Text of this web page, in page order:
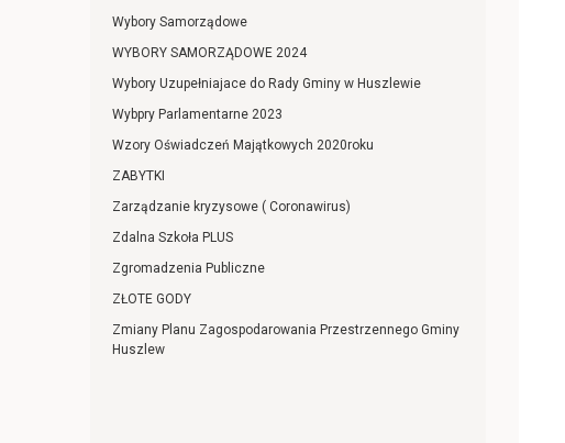
Wybory Samorządowe
WYBORY SAMORZĄDOWE 2024
Wybory Uzupełniajace do Rady Gminy w Huszlewie
Wybpry Parlamentarne 2023
Wzory Oświadczeń Majątkowych 2020roku
ZABYTKI
Zarządzanie kryzysowe ( Coronawirus)
Zdalna Szkoła PLUS
Zgromadzenia Publiczne
ZŁOTE GODY
Zmiany Planu Zagospodarowania Przestrzennego Gminy
Huszlew